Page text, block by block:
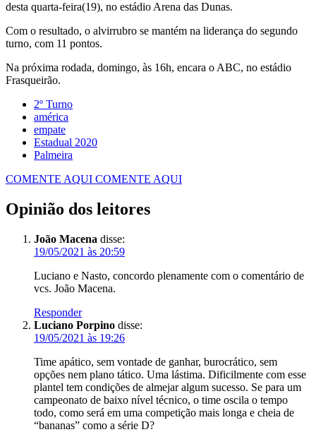
desta quarta-feira(19), no estádio Arena das Dunas.
Com o resultado, o alvirrubro se mantém na liderança do segundo
turno, com 11 pontos.
Na próxima rodada, domingo, às 16h, encara o ABC, no estádio
Frasqueirão.
2º Turno
américa
empate
Estadual 2020
Palmeira
COMENTE AQUI COMENTE AQUI
Opinião dos leitores
João Macena disse:
19/05/2021 às 20:59
Luciano e Nasto, concordo plenamente com o comentário de
vcs. João Macena.
Responder
Luciano Porpino disse:
19/05/2021 às 19:26
Time apático, sem vontade de ganhar, burocrático, sem
opções nem plano tático. Uma lástima. Dificilmente com esse
plantel tem condições de almejar algum sucesso. Se para um
campeonato de baixo nível técnico, o time oscila o tempo
todo, como será em uma competição mais longa e cheia de
“bananas” como a série D?